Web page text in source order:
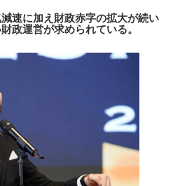
速に加え財政赤字の拡大が続い
政運営が求められている。